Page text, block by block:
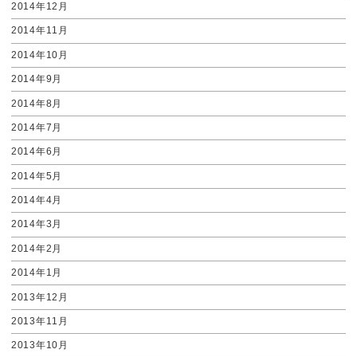
2014年12月
2014年11月
2014年10月
2014年9月
2014年8月
2014年7月
2014年6月
2014年5月
2014年4月
2014年3月
2014年2月
2014年1月
2013年12月
2013年11月
2013年10月